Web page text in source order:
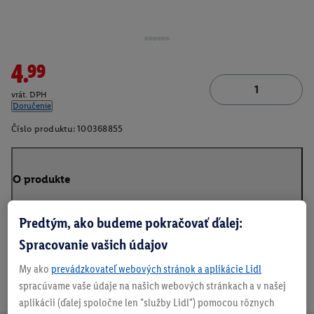
4.99
vrát. DPH
Doručenie
Číslo produktu: 100368855
O produkte
Predtým, ako budeme pokračovať ďalej:
Spracovanie vašich údajov
My ako prevádzkovateľ webových stránok a aplikácie Lidl
spracúvame vaše údaje na našich webových stránkach a v našej
aplikácii (ďalej spoločne len "služby Lidl") pomocou rôznych